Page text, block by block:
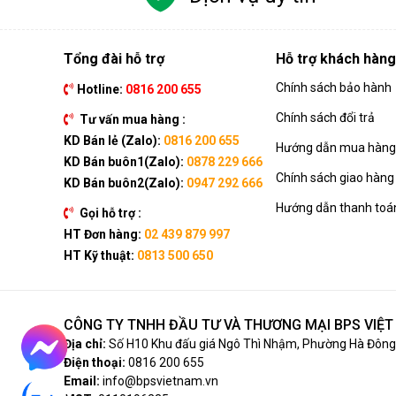
Tổng đài hỗ trợ
Hotline: 0816 200 655
Tư vấn mua hàng :
KD Bán lẻ (Zalo): 0816 200 655
KD Bán buôn1(Zalo): 0878 229 666
KD Bán buôn2(Zalo): 0947 292 666
Gọi hỗ trợ :
HT Đơn hàng: 02 439 879 997
HT Kỹ thuật: 0813 500 650
Hỗ trợ khách hàng
Chính sách bảo hành
Chính sách đổi trả
Hướng dẫn mua
Chính sách giao hàng
Hướng dẫn thanh
CÔNG TY TNHH ĐẦU TƯ VÀ THƯƠNG MẠI BPS
Địa chỉ: Số H10 Khu đấu giá Ngô Thì Nhậm, Phường Hà
Điện thoại: 0816 200 655
Email: info@bpsvietnam.vn